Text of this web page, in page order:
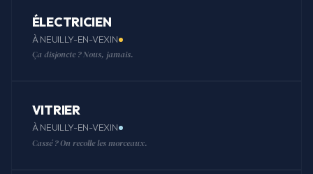
ÉLECTRICIEN
À NEUILLY-EN-VEXIN
Ça disjoncte ? Nous, jamais.
VITRIER
À NEUILLY-EN-VEXIN
Cassé ? On recolle les morceaux.